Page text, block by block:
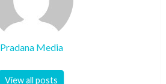
Pradana Media
View all posts